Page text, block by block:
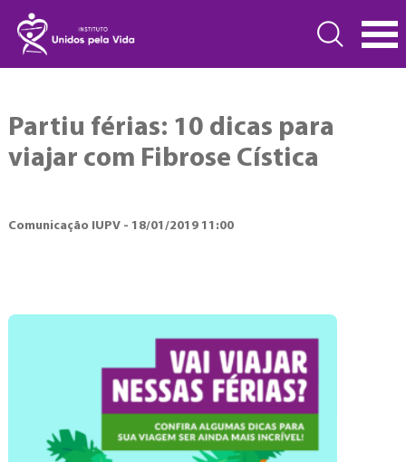
Partiu férias: 10 dicas para
viajar com Fibrose Cística
Comunicação IUPV - 18/01/2019 11:00